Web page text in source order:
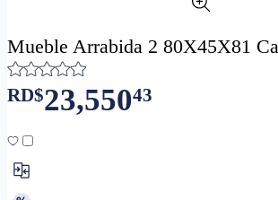
Mueble Arrabida 2 80X45X81
RD$23,55043